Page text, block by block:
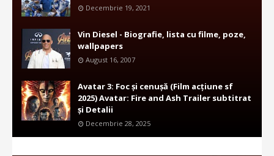
Decembrie 19, 2021
Vin Diesel - Biografie, lista cu filme, poze,
wallpapers
August 16, 2007
Avatar 3: Foc și cenușă (Film acțiune sf
2025) Avatar: Fire and Ash Trailer subtitrat
și Detalii
Decembrie 28, 2025